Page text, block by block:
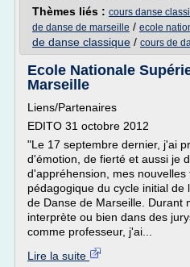
Thèmes liés : cours danse
de danse de marseille / ecole
de danse classique / cours de
Ecole Nationale
Marseille
Liens/Partenaires
EDITO 31 octobre 2012
"Le 17 septembre dernier, j'ai
d'émotion, de fierté et aussi je
d'appréhension, mes
pédagogique du cycle initial
de Danse de Marseille. Durant
interprète ou bien dans des
comme professeur, j'ai...
Lire la suite